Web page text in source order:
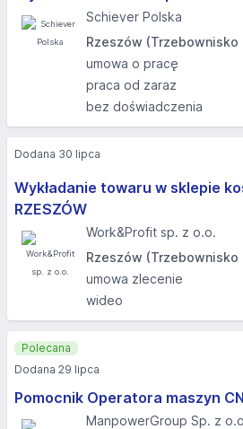
Schiever Polska
Rzeszów (Trzebownisko
umowa o pracę
praca od zaraz
bez doświadczenia
Wykładanie towaru w sklepie
RZESZÓW
Work&Profit sp. z o.o.
Rzeszów (Trzebownisko
umowa zlecenie
wideo
Dodana 30 lipca
Pomocnik Operatora maszyn
ManpowerGroup Sp. z
Polecana
Dodana 29 lipca